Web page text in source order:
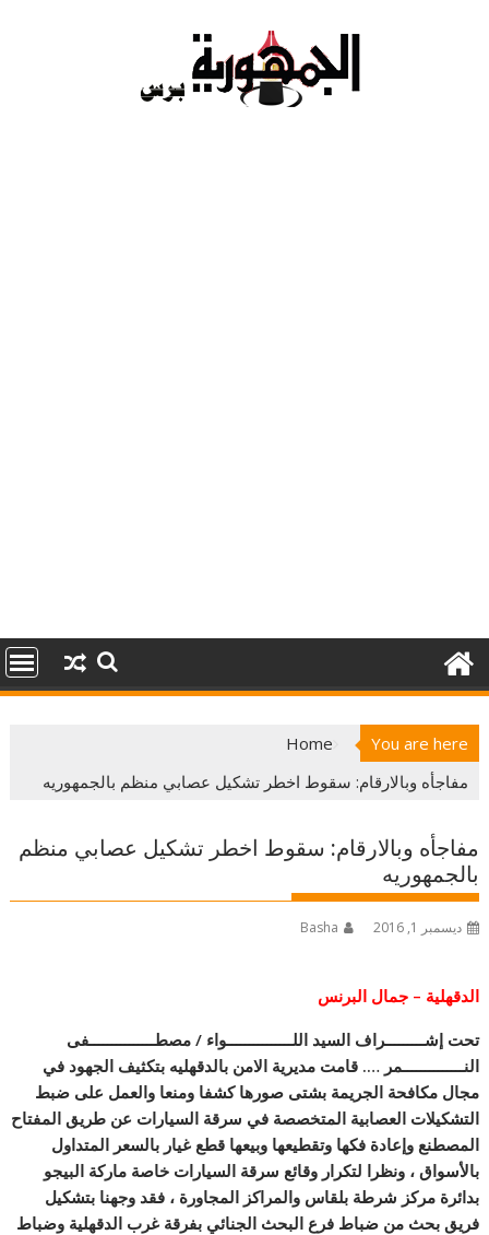
You are here
Home
مفاجأه وبالارقام: سقوط اخطر تشكيل عصابي منظم بالجمهوريه
مفاجأه وبالارقام: سقوط اخطر تشكيل عصابي منظم
بالجمهوريه
ديسمبر 1, 2016 Basha
الدقهلية – جمال البرنس
تحت إشـــــــــراف السيد اللـــــــــــــــواء / مصطـــــــــــــــفى
النــــــــــــــمر …. قامت مديرية الامن بالدقهليه بتكثيف الجهود في
مجال مكافحة الجريمة بشتى صورها كشفا ومنعا والعمل على ضبط
التشكيلات العصابية المتخصصة في سرقة السيارات عن طريق المفتاح
المصطنع وإعادة فكها وتقطيعها وبيعها قطع غيار بالسعر المتداول
بالأسواق ، ونظرا لتكرار وقائع سرقة السيارات خاصة ماركة البيجو
بدائرة مركز شرطة بلقاس والمراكز المجاورة ، فقد وجهنا بتشكيل
فريق بحث من ضباط فرع البحث الجنائي بفرقة غرب الدقهلية وضباط